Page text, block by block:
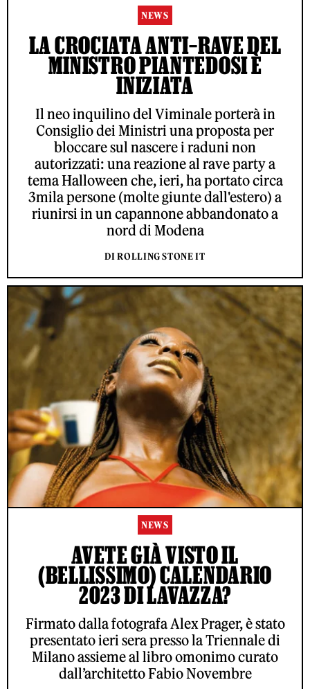
NEWS
LA CROCIATA ANTI–RAVE DEL
MINISTRO PIANTEDOSI È
INIZIATA
Il neo inquilino del Viminale porterà in
Consiglio dei Ministri una proposta per
bloccare sul nascere i raduni non
autorizzati: una reazione al rave party a
tema Halloween che, ieri, ha portato circa
3mila persone (molte giunte dall'estero) a
riunirsi in un capannone abbandonato a
nord di Modena
DI ROLLING STONE IT
NEWS
AVETE GIÀ VISTO IL
(BELLISSIMO) CALENDARIO
2023 DI LAVAZZA?
Firmato dalla fotografa Alex Prager, è stato
presentato ieri sera presso la Triennale di
Milano assieme al libro omonimo curato
dall’architetto Fabio Novembre